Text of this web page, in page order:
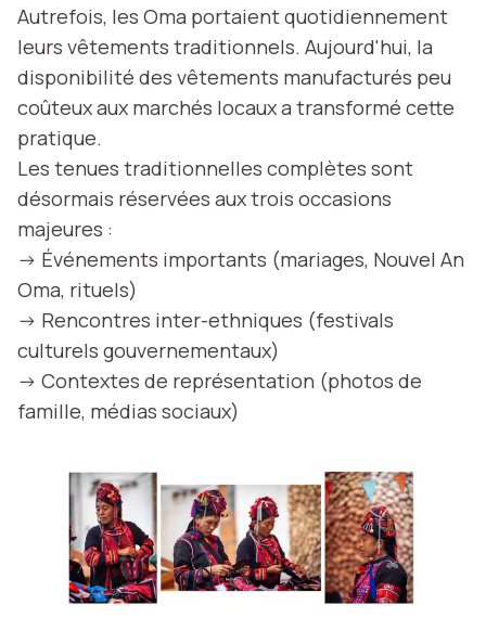
Autrefois, les Oma portaient quotidiennement
leurs vêtements traditionnels. Aujourd'hui, la
disponibilité des vêtements manufacturés peu
coûteux aux marchés locaux a transformé cette
pratique.
Les tenues traditionnelles complètes sont
désormais réservées aux trois occasions
majeures :
-> Événements importants (mariages, Nouvel An
Oma, rituels)
-> Rencontres inter-ethniques (festivals
culturels gouvernementaux)
-> Contextes de représentation (photos de
famille, médias sociaux)